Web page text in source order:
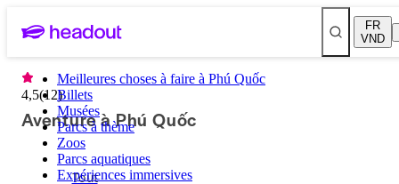
FR
VND
Meilleures choses à faire à Phú Quốc
Billets
Musées
Parcs à thème
Zoos
Parcs aquatiques
Expériences immersives
4,5(12)
Aventure à Phú Quốc
Tout